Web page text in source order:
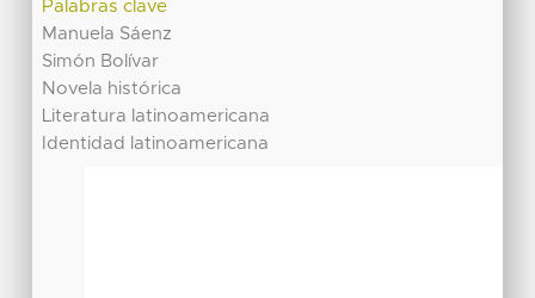
Palabras clave
Manuela Sáenz
Simón Bolívar
Novela histórica
Literatura latinoamericana
Identidad latinoamericana